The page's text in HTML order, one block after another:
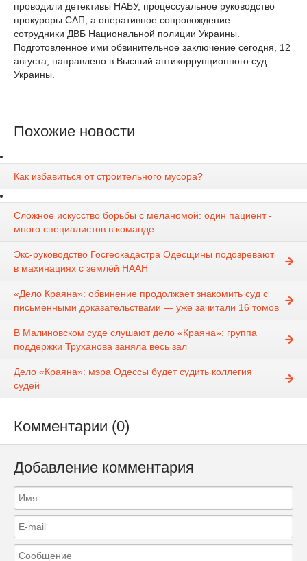
проводили детективы НАБУ, процессуальное руководство
прокуроры САП, а оперативное сопровождение —
сотрудники ДВБ Национальной полиции Украины.
Подготовленное ими обвинительное заключение сегодня, 12
августа, направлено в Высший антикоррупционного суд
Украины.
Похожие новости
Как избавиться от строительного мусора?
Сложное искусство борьбы с меланомой: один пациент -
много специалистов в команде
Экс-руководство Госгеокадастра Одесщины подозревают
в махинациях с землёй НААН
«Дело Краяна»: обвинение продолжает знакомить суд с
письменными доказательствами — уже зачитали 16 томов
В Малиновском суде слушают дело «Краяна»: группа
поддержки Труханова заняла весь зал
Дело «Краяна»: мэра Одессы будет судить коллегия
судей
Комментарии (0)
Добавление комментария